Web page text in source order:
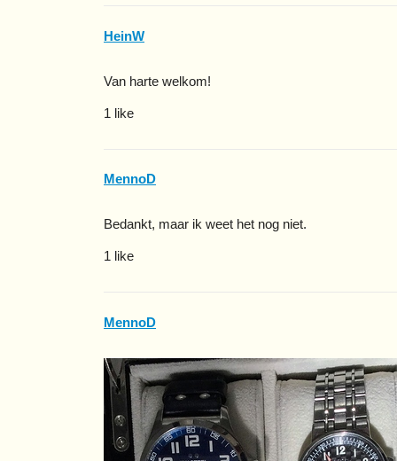
HeinW
Van harte welkom!
1 like
MennoD
Bedankt, maar ik weet het nog niet.
1 like
MennoD